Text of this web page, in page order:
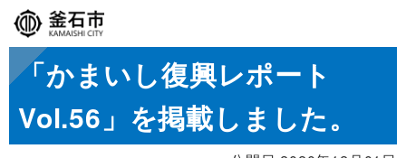
「かまいし復興レポート
Vol.56」を掲載しました。